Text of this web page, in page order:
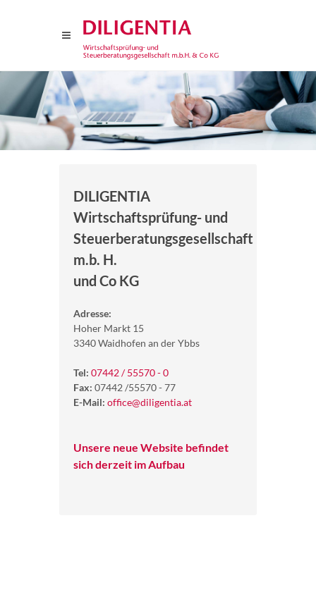
DILIGENTIA
Wirtschaftsprüfung- und
Steuerberatungsgesellschaft
m.b. H.
und Co KG
Adresse:
Hoher Markt 15
3340 Waidhofen an der Ybbs
Tel: 07442 / 55570 - 0
Fax: 07442 /55570 - 77
E-Mail: office@diligentia.at
Unsere neue Website befindet
sich derzeit im Aufbau